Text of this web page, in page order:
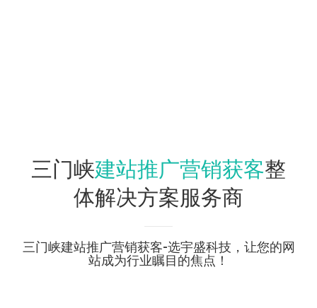
三门峡建站推广营销获客整
体解决方案服务商
三门峡建站推广营销获客-选宇盛科技，让您的网
站成为行业瞩目的焦点！